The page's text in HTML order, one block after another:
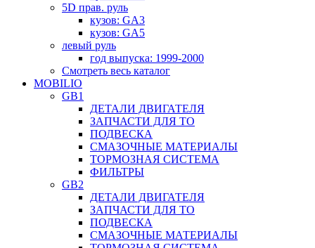
5D прав. руль
кузов: GA3
кузов: GA5
левый руль
год выпуска: 1999-2000
Смотреть весь каталог
MOBILIO
GB1
ДЕТАЛИ ДВИГАТЕЛЯ
ЗАПЧАСТИ ДЛЯ ТО
ПОДВЕСКА
СМАЗОЧНЫЕ МАТЕРИАЛЫ
ТОРМОЗНАЯ СИСТЕМА
ФИЛЬТРЫ
GB2
ДЕТАЛИ ДВИГАТЕЛЯ
ЗАПЧАСТИ ДЛЯ ТО
ПОДВЕСКА
СМАЗОЧНЫЕ МАТЕРИАЛЫ